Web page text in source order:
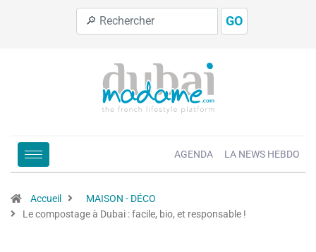
GO
AGENDA LA NEWS HEBDO
Accueil
MAISON - DÉCO
Le compostage à Dubai : facile, bio, et responsable !